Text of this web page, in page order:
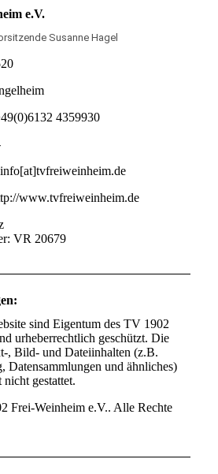
e.V.
Susanne Hagel
4359930
VR 20679
sind Eigentum des TV 1902
urheberrechtlich geschützt. Die
, Bild- und Dateiinhalten (z.B.
Datensammlungen und ähnliches)
nicht gestattet.
Frei-Weinheim e.V.. Alle Rechte